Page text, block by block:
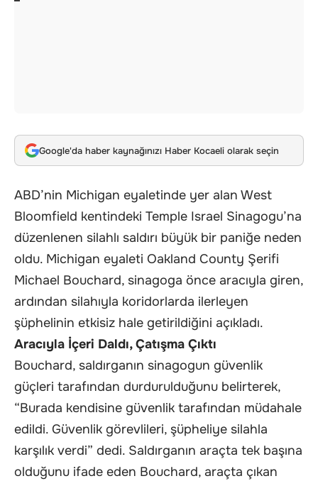
Google'da haber kaynağınızı Haber Kocaeli olarak seçin
ABD’nin Michigan eyaletinde yer alan West
Bloomfield kentindeki Temple Israel Sinagogu’na
düzenlenen silahlı saldırı büyük bir paniğe neden
oldu. Michigan eyaleti Oakland County Şerifi
Michael Bouchard, sinagoga önce aracıyla giren,
ardından silahıyla koridorlarda ilerleyen
şüphelinin etkisiz hale getirildiğini açıkladı.
Aracıyla İçeri Daldı, Çatışma Çıktı
Bouchard, saldırganın sinagogun güvenlik
güçleri tarafından durdurulduğunu belirterek,
“Burada kendisine güvenlik tarafından müdahale
edildi. Güvenlik görevlileri, şüpheliye silahla
karşılık verdi” dedi. Saldırganın araçta tek başına
olduğunu ifade eden Bouchard, araçta çıkan